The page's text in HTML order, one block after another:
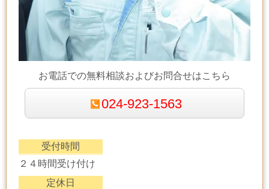
お電話での無料相談およびお問合せはこちら
024-923-1563
受付時間
２４時間受け付け
定休日